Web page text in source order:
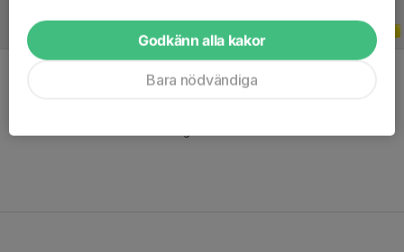
ALLA SERIER 2025Godkänn alla kakor
Bara nödvändiga